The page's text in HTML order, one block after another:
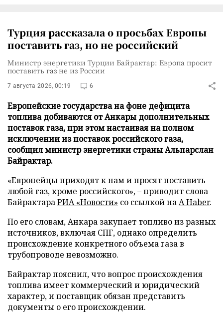
Турция рассказала о просьбах Европы
поставить газ, но не российский
Министр энергетики Турции Байрактар: Европа просит
поставить газ не из России
7 августа 2026, 00:19 6
Европейские государства на фоне дефицита
топлива добиваются от Анкары дополнительных
поставок газа, при этом настаивая на полном
исключении из поставок российского газа,
сообщил министр энергетики страны Альпарслан
Байрактар.
«Европейцы приходят к нам и просят поставить
любой газ, кроме российского», – приводит слова
БайрактараРИА «Новости» со ссылкой наA Haber.
По его словам, Анкара закупает топливо из разных
источников, включая СПГ, однако определить
происхождение конкретного объема газа в
трубопроводе невозможно.
Байрактар пояснил, что вопрос происхождения
топлива имеет коммерческий и юридический
характер, и поставщик обязан представить
документы о его происхождении.